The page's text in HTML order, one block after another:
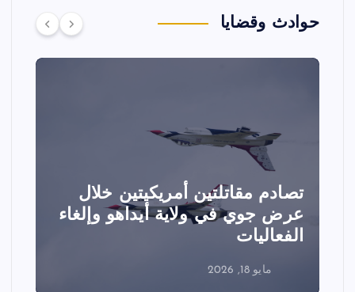
حوادث وقضايا
تصادم مقاتلتين أمريكيتين خلال
عرض جوي في ولاية أيداهو وإلغاء
الفعاليات
مايو 18, 2026